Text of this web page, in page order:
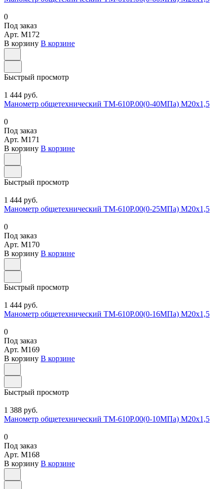
0
Под заказ
Арт. M172
В корзину В корзине
Быстрый просмотр
1 444 руб.
Манометр общетехнический ТМ-610Р.00(0-40МПа) М20х1,5
0
Под заказ
Арт. M171
В корзину В корзине
Быстрый просмотр
1 444 руб.
Манометр общетехнический ТМ-610Р.00(0-25МПа) М20х1,5
0
Под заказ
Арт. M170
В корзину В корзине
Быстрый просмотр
1 444 руб.
Манометр общетехнический ТМ-610Р.00(0-16МПа) М20х1,5
0
Под заказ
Арт. M169
В корзину В корзине
Быстрый просмотр
1 388 руб.
Манометр общетехнический ТМ-610Р.00(0-10МПа) М20х1,5
0
Под заказ
Арт. M168
В корзину В корзине